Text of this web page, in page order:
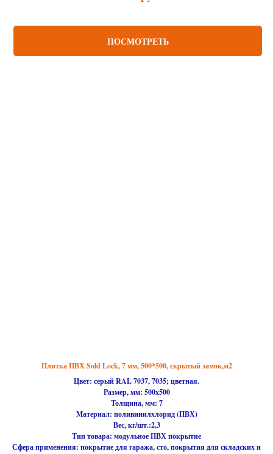
ПОСМОТРЕТЬ
Плитка ПВХ Sold Lock, 7 мм, 500*500, скрытый замок,м2
Цвет: серый RAL 7037, 7035; цветная.
Размер, мм: 500х500
Толщина, мм: 7
Материал: поливинилхлорид (ПВХ)
Вес, кг/шт.:2,3
Тип товара: модульное ПВХ покрытие
Сфера применения: покрытие для гаража, сто, покрытия для складских и